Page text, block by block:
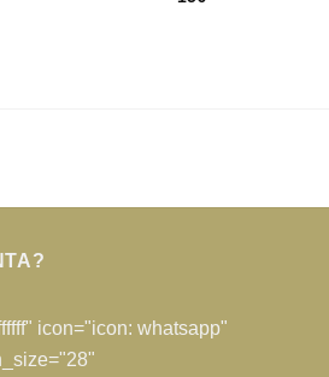
icon="icon: whatsapp"